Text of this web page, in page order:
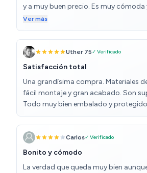
y a muy buen precio. Es muy cómoda
aún encima es desenfundable, trae
llegó antes de lo esperado, en 4 días.
fácil de montar. Ningún problema. El
como se muestra en la publicidad.
Ver más
Uther 75✓ Verificado
Satisfacción total
Una grandísima compra. Materiales
fácil montaje y gran acabado. Son
Todo muy bien embalado y
Carlos✓ Verificado
Bonito y cómodo
La verdad que queda muy bien